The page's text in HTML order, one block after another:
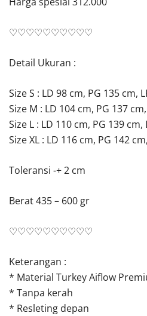
♡♡♡♡♡♡♡♡♡♡
Detail Ukuran :
Size S : LD 98 cm, PG 135 cm,
Size M : LD 104 cm, PG 137
Size L : LD 110 cm, PG 139 cm,
Size XL : LD 116 cm, PG 142
Toleransi -+ 2 cm
Berat 435 – 600 gr
♡♡♡♡♡♡♡♡♡♡
Keterangan :
* Material Turkey Aiflow
* Tanpa kerah
* Resleting depan